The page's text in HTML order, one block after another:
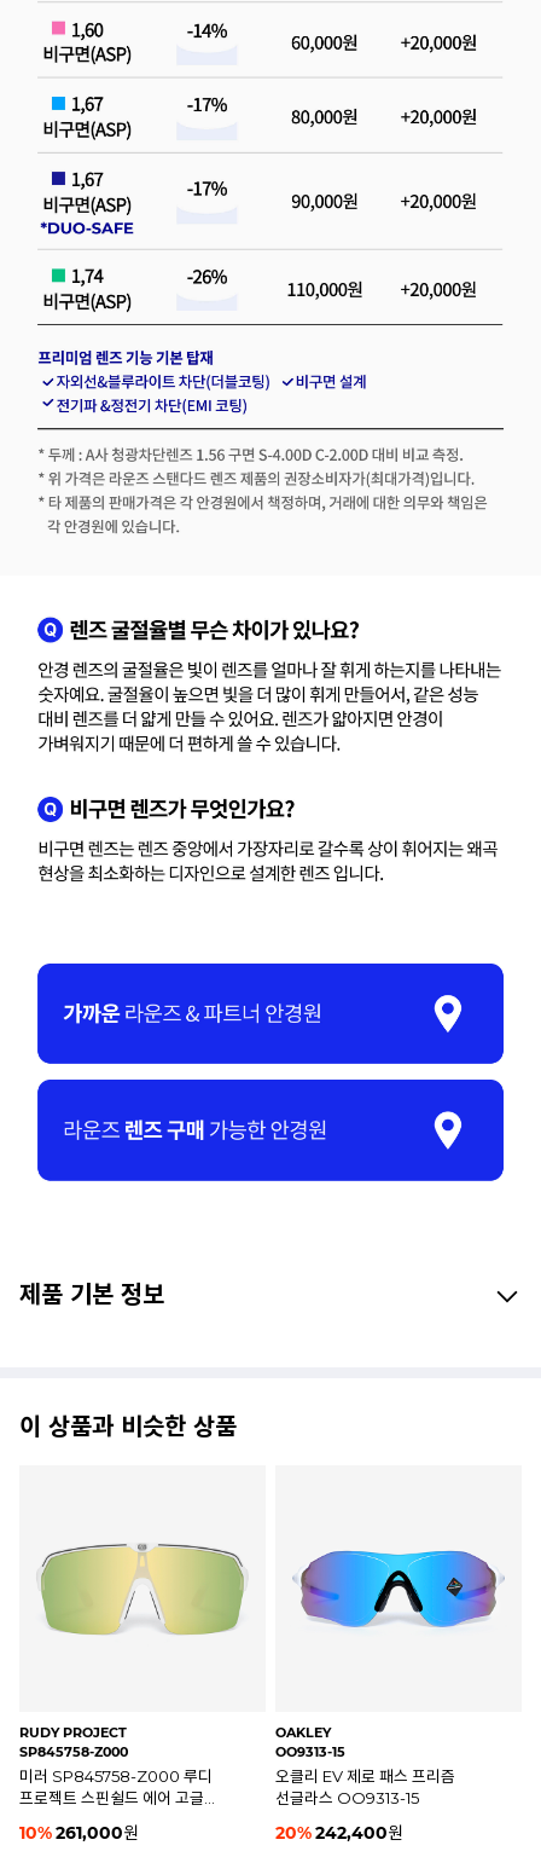
제품 기본 정보
이 상품과 비슷한 상품
OAKLEY
OO9406A-04
오클리 수트로 스포츠 고글
선글라스 OO9406A-04
20% 229,600원
OAKLEY
OO9313-06
오클리 EV 제로 패스 아시안핏
변색 선글라스 OO9313-06
20%294,400원